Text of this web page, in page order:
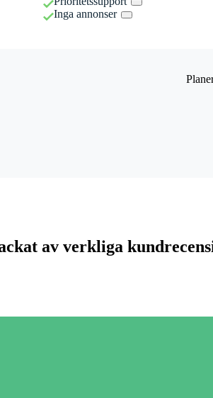
Inga annonser
av verkliga